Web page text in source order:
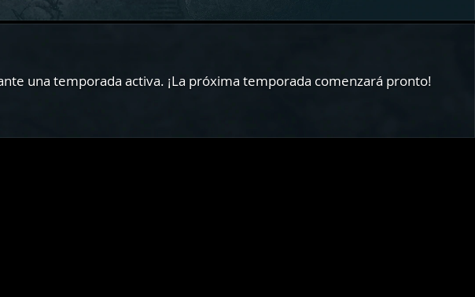
una temporada activa. ¡La próxima temporada comenzará pronto!